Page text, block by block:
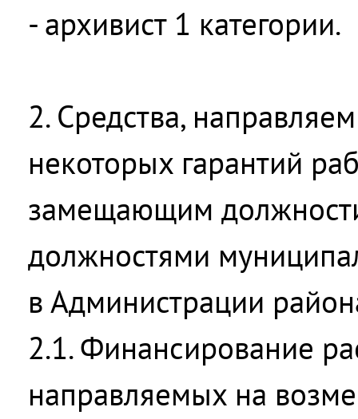
- архивист 1 категории.
2. Средства,
некоторых гарантий
замещающим
должностями
в Администрации
2.1. Финансирование
направляемых на